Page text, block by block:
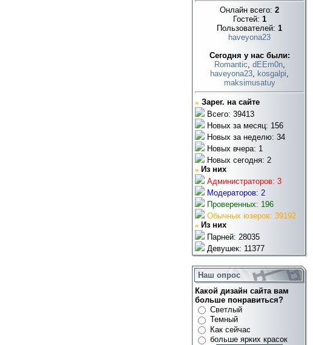
Онлайн всего: 2
Гостей: 1
Пользователей: 1
haveyona23
Cегодня у нас были:
Romantic, dEEm0n,
haveyona23, kosgalpi,
maksimusatuy
» Зарег. на сайте
Всего: 39413
Новых за месяц: 156
Новых за неделю: 34
Новых вчера: 1
Новых сегодня: 2
» Из них
Администраторов: 3
Модераторов: 2
Проверенных: 196
Обычных юзеров: 39192
» Из них
Парней: 28035
Девушек: 11377
Наш опрос
Какой дизайн сайта вам
больше понравиться?
Светлый
Темный
Как сейчас
больше ярких красок